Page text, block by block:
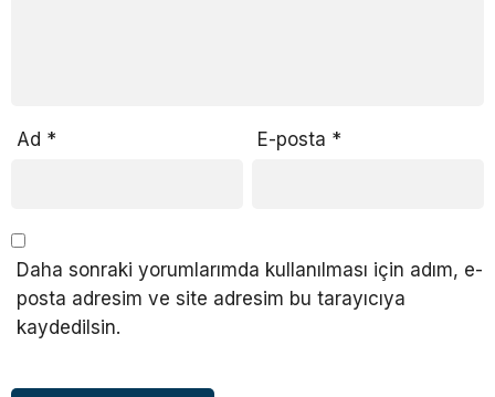
Ad * E-posta *
Daha sonraki yorumlarımda kullanılması için adım, e-
posta adresim ve site adresim bu tarayıcıya
kaydedilsin.